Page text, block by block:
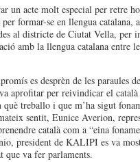
un acte molt especial per retre
per formar-se en llengua catalana,
al districte de Ciutat Vella, per
amb la llengua catalana entre
es desprèn de les paraules
aprofitar per reivindicar el
treballo i que m’ha sigut
sentit, Eunice Averion,
català com a “eina
president de KALIPI es va
que va fer parlaments.